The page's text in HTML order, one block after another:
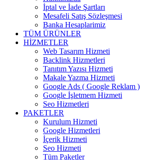
İptal ve İade Şartları
Mesafeli Satış Sözleşmesi
Banka Hesaplarimiz
TÜM ÜRÜNLER
HİZMETLER
Web Tasarım Hizmeti
Backlink Hizmetleri
Tanıtım Yazısı Hizmeti
Makale Yazma Hizmeti
Google Ads ( Google Reklam )
Google İşletmem Hizmeti
Seo Hizmetleri
PAKETLER
Kurulum Hizmeti
Google Hizmetleri
İçerik Hizmeti
Seo Hizmeti
Tüm Paketler